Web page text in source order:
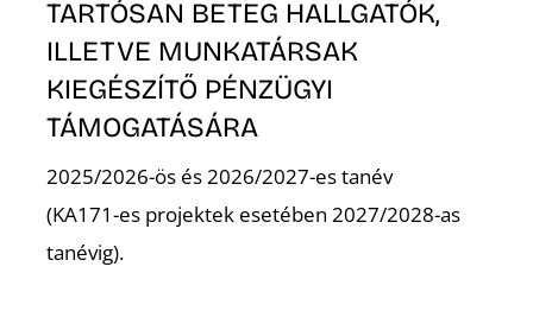
TARTÓSAN BETEG HALLGATÓK,
ILLETVE MUNKATÁRSAK
KIEGÉSZÍTŐ PÉNZÜGYI
TÁMOGATÁSÁRA
2025/2026-ös és 2026/2027-es tanév
(KA171-es projektek esetében 2027/2028-as
tanévig).